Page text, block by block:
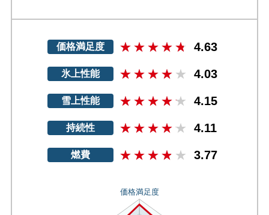
価格満足度 4.63
氷上性能 4.03
雪上性能 4.15
持続性 4.11
燃費 3.77